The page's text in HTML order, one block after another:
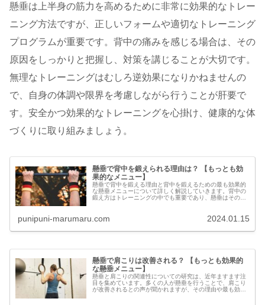
懸垂は上半身の筋力を高めるために非常に効果的なトレー
ニング方法ですが、正しいフォームや適切なトレーニング
プログラムが重要です。背中の痛みを感じる場合は、その
原因をしっかりと把握し、対策を講じることが大切です。
無理なトレーニングはむしろ逆効果になりかねませんの
で、自身の体調や限界を考慮しながら行うことが肝要で
す。安全かつ効果的なトレーニングを心掛け、健康的な体
づくりに取り組みましょう。
懸垂で背中を鍛えられる理由は？ 【もっとも効
果的なメニュー】
懸垂で背中を鍛える理由と背中を鍛えるための最も効果的
な懸垂メニューについて詳しく解説していきます。背中の
鍛え方はトレーニングの中でも重要であり、懸垂はその中
punipuni-marumaru.com 2024.01.15
懸垂で肩こりは改善される？ 【もっとも効果的
な懸垂メニュー】
懸垂と肩こりの関連性についての研究は、近年ますます注
目を集めています。多くの人が懸垂を行うことで、肩こり
が改善されるとの声が聞かれますが、その理由や最も効果